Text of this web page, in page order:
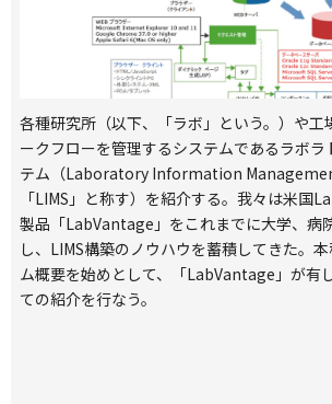
各種研究所（以下、「ラボ」という。）や工
ークフローを管理するシステムであるラボラ
テム（Laboratory Information
「LIMS」と称す）を紹介する。我々は米国
製品「LabVantage」をこれまでに大学、病
し、LIMS構築のノウハウを蓄積してきた。
ム概要を始めとして、「LabVantage」が有
ての紹介を行なう。